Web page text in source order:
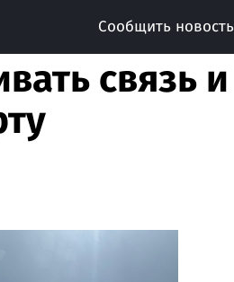
Сообщить новость
связь и